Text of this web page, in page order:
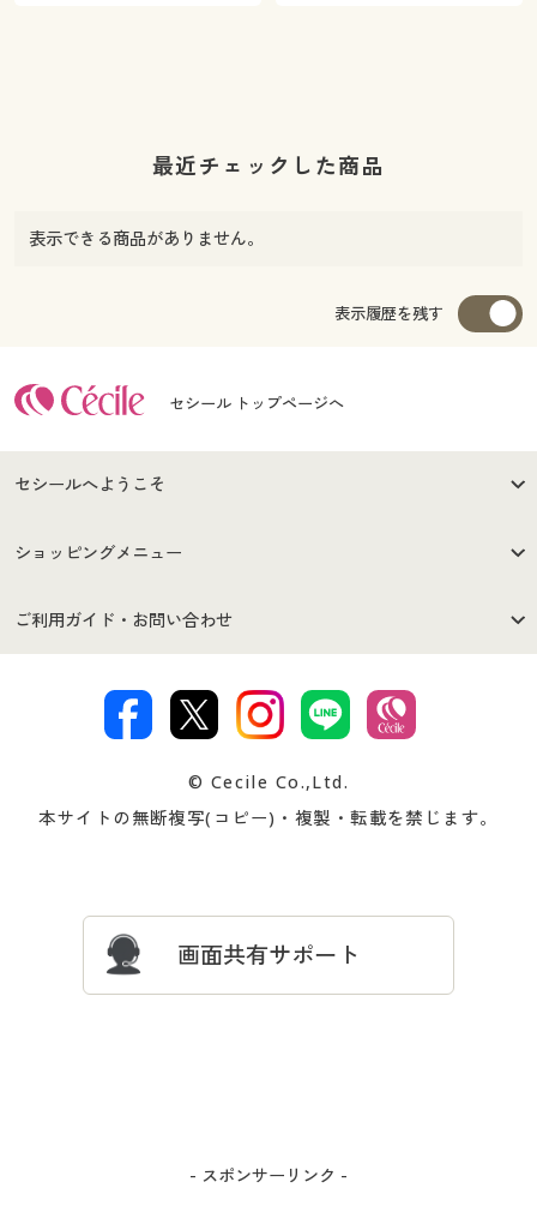
最近チェックした商品
表示できる商品がありません。
表示履歴を残す
セシール トップページへ
セシールへようこそ
はじめての方へ
セシールご利用規約
著作権・商標について 会社案内
ショッピングメニュー
商品カテゴリ
プレゼント＆キャンペーン サイトマップ
ご利用ガイド・お問い合わせ
交換・返品は お支払は
ついて
忘れの場合
© Cecile Co.,Ltd.
本サイトの無断複写(コピー)・複製・転載を禁じます。
画面共有サポート
- スポンサーリンク -